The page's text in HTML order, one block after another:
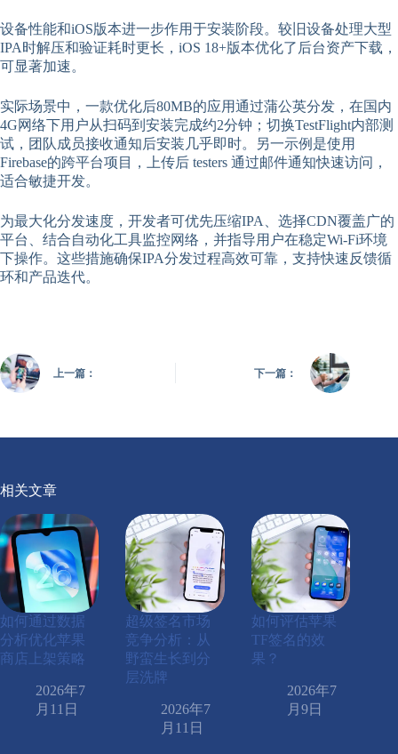
设备性能和iOS版本进一步作用于安装阶段。较旧设备处理大型
IPA时解压和验证耗时更长，iOS 18+版本优化了后台资产下载，
可显著加速。
实际场景中，一款优化后80MB的应用通过蒲公英分发，在国内
4G网络下用户从扫码到安装完成约2分钟；切换TestFlight内部测
试，团队成员接收通知后安装几乎即时。另一示例是使用
Firebase的跨平台项目，上传后 testers 通过邮件通知快速访问，
适合敏捷开发。
为最大化分发速度，开发者可优先压缩IPA、选择CDN覆盖广的
平台、结合自动化工具监控网络，并指导用户在稳定Wi-Fi环境
下操作。这些措施确保IPA分发过程高效可靠，支持快速反馈循
环和产品迭代。
上一篇： 下一篇：
相关文章
如何通过数据
分析优化苹果
商店上架策略
2026年7
月11日
超级签名市场
竞争分析：从
野蛮生长到分
层洗牌
2026年7
月11日
如何评估苹果
TF签名的效
果？
2026年7
月9日